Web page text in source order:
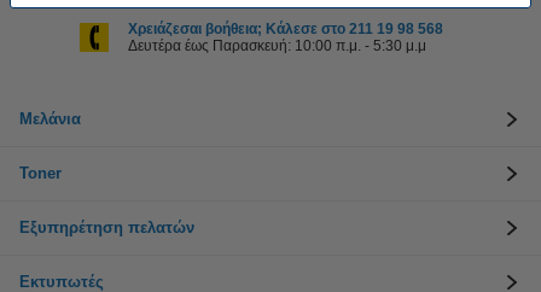
Χρειάζεσαι βοήθεια; Κάλεσε στο 211 19 98 568
Δευτέρα έως Παρασκευή: 10:00 π.μ. - 5:30 μ.μ
Μελάνια
Toner
Εξυπηρέτηση πελατών
Εκτυπωτές